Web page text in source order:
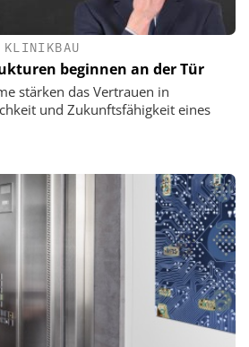
KLINIKBAU
beginnen an der Tür
stärken das Vertrauen in
und Zukunftsfähigkeit eines